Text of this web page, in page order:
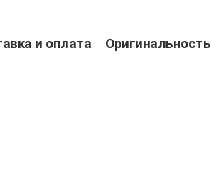
и оплата Оригинальность